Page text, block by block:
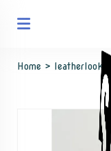
Home > leatherlook